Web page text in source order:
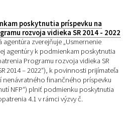
poskytnutia príspevku na
rozvoja vidieka SR 2014 - 2022
zverejňuje „Usmernenie
agentúry k podmienkam poskytnutia
Programu rozvoja vidieka SR
2014 – 2022“), k povinnosti prijímateľa
nenávratného finančného príspevku
NFP“) plniť podmienku poskytnutia
4.1 v rámci výzvy č.